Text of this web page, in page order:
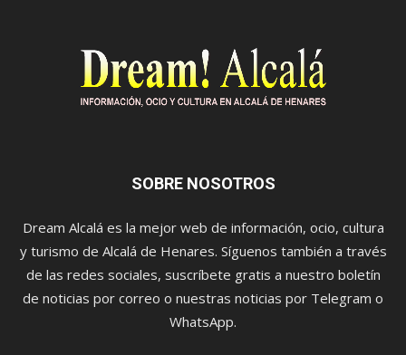
SOBRE NOSOTROS
Dream Alcalá es la mejor web de información, ocio, cultura
y turismo de Alcalá de Henares. Síguenos también a través
de las redes sociales, suscríbete gratis a nuestro boletín
de noticias por correo o nuestras noticias por Telegram o
WhatsApp.